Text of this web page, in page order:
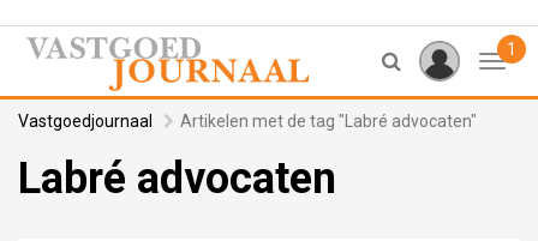
1
Vastgoedjournaal Artikelen met de tag "Labré advocaten"
Labré advocaten